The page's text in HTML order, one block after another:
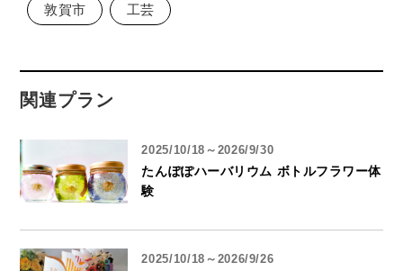
敦賀市 工芸
関連プラン
2025/10/18～2026/9/30
たんぽぽハーバリウム ボトルフラワー体
験
2025/10/18～2026/9/26